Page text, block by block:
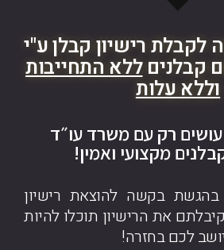
רישיון קבלן ע"י
קבלניםללא התחייבות
וללא עלות
עושים רק עם משרד עו״ד
מקצועי ואמין!
בקשה להוצאת רישיון
את הרישיון תוכלו להיות
לכם בחזרה!